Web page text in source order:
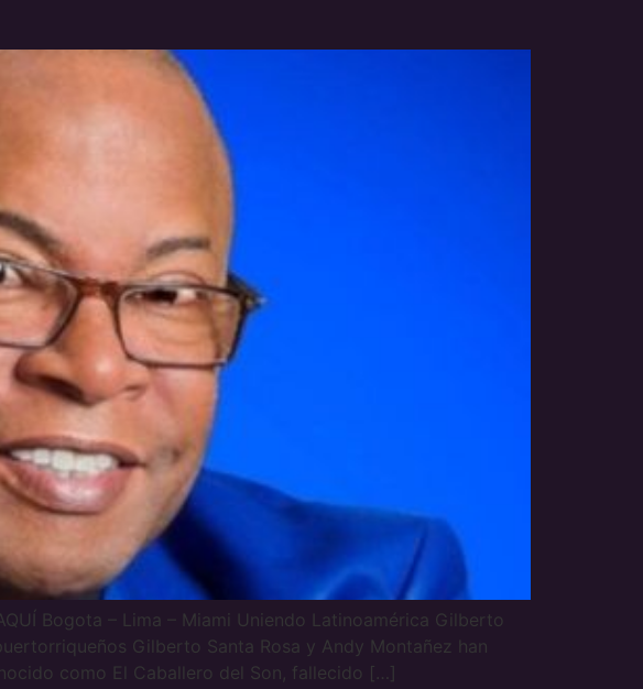
Bogota – Lima – Miami Uniendo Latinoamérica Gilberto
Gilberto Santa Rosa y Andy Montañez han
como El Caballero del Son, fallecido […]